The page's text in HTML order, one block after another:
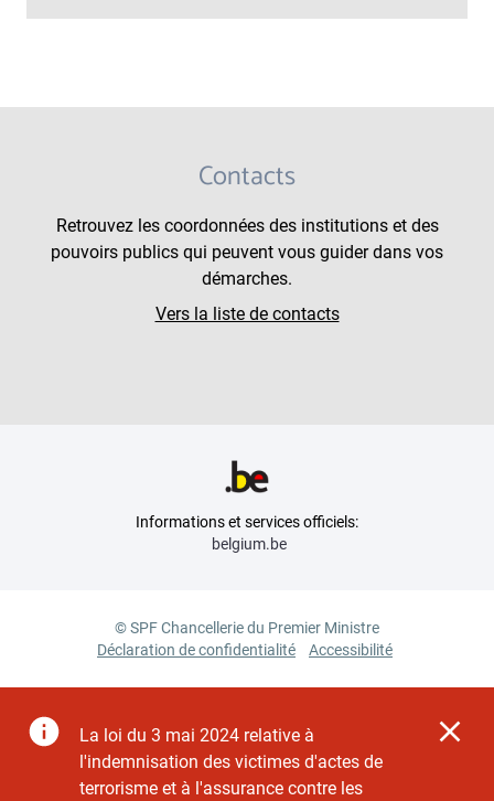
Contacts
Retrouvez les coordonnées des institutions et des
pouvoirs publics qui peuvent vous guider dans vos
démarches.
Vers la liste de contacts
Informations et services officiels:
belgium.be
© SPF Chancellerie du Premier Ministre
Déclaration de confidentialité
Accessibilité
La loi du 3 mai 2024 relative à
l'indemnisation des victimes d'actes de
terrorisme et à l'assurance contre les